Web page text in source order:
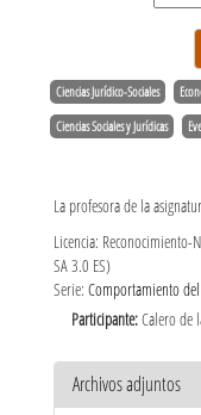
Ciencias Jurídico-Sociales
Ciencias Sociales y Jurídicas
La profesora de la
Licencia: Reconocimiento-
SA 3.0 ES)
Serie: Comportamiento
Participante:Calero de
Archivos adjuntos